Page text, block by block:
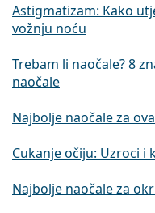
Astigmatizam: Kako
vožnju noću
Trebam li naočale? 8
naočale
Najbolje naočale za
Cukanje očiju: Uzroci i
Najbolje naočale za